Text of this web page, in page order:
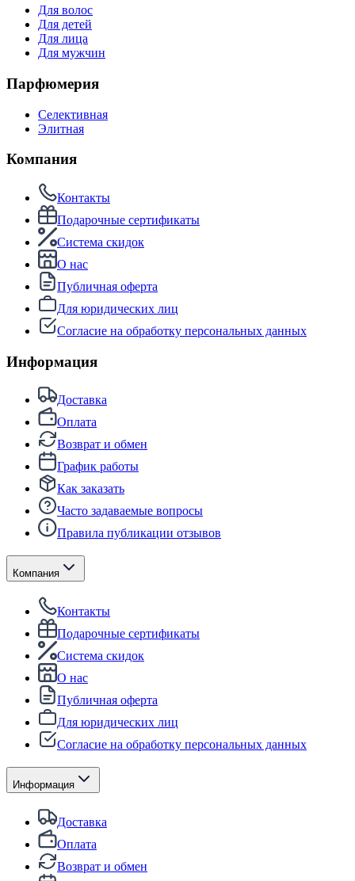
Для волос
Для детей
Для лица
Для мужчин
Парфюмерия
Селективная
Элитная
Компания
Контакты
Подарочные сертификаты
Система скидок
О нас
Публичная оферта
Для юридических лиц
Согласие на обработку персональных данных
Информация
Доставка
Оплата
Возврат и обмен
График работы
Как заказать
Часто задаваемые вопросы
Правила публикации отзывов
Компания
Контакты
Подарочные сертификаты
Система скидок
О нас
Публичная оферта
Для юридических лиц
Согласие на обработку персональных данных
Информация
Доставка
Оплата
Возврат и обмен